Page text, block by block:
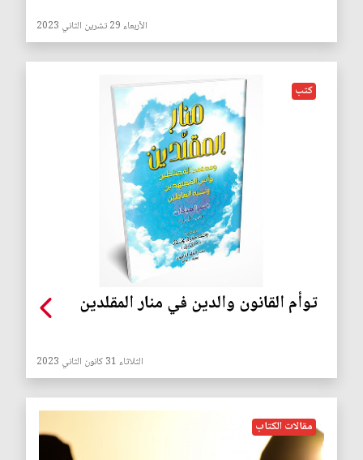
الأربعاء 29 تشرين الثاني 2023
كتب
توأم القانون والدين في منار المقلدين
الثلاثاء 31 كانون الثاني 2023
مقالات الكتاب